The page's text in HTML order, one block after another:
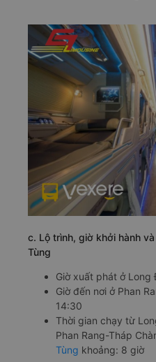
c. Lộ trình, giờ khởi hành
Tùng
Giờ xuất phát ở Long
Giờ đến nơi ở Phan
14:30
Thời gian chạy từ
Phan Rang-Tháp
Tùng khoảng: 8 giờ